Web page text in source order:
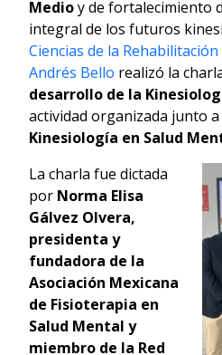
Medioy de fortalecimiento
integral de los futuros
Ciencias de la
Andrés Bello realizó la
desarrollo de la
actividad organizada junto a
Kinesiología en Salud
La charla fue dictada
por Norma Elisa
Gálvez Olvera,
presidenta y
fundadora de la
Asociación Mexicana
de Fisioterapia en
Salud Mental y
miembro de la Red